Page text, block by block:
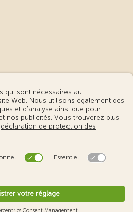
– informations juridiques
des cookies